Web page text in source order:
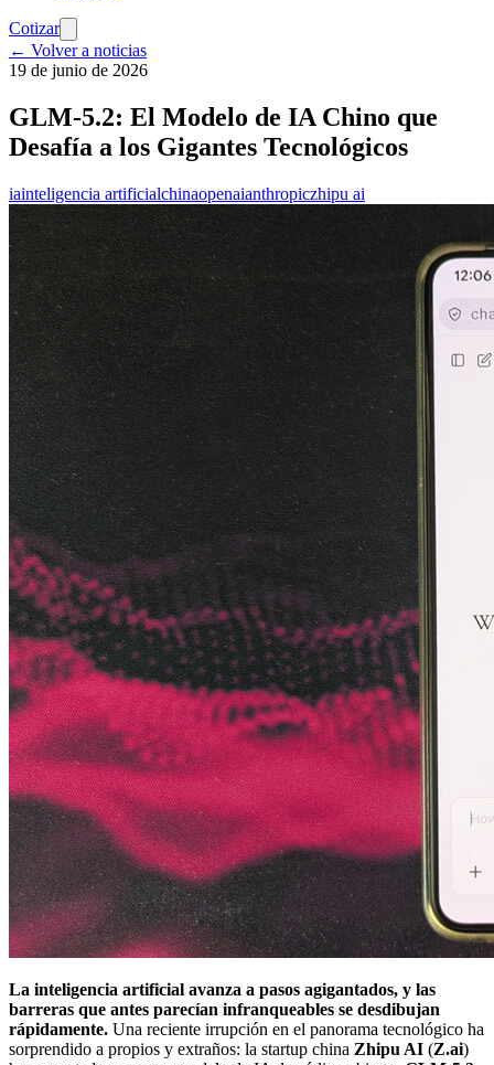
Cotizar
← Volver a noticias
19 de junio de 2026
GLM-5.2: El Modelo de IA Chino que
Desafía a los Gigantes Tecnológicos
iainteligencia artificialchinaopenaianthropiczhipu ai
La inteligencia artificial avanza a pasos agigantados, y las
barreras que antes parecían infranqueables se desdibujan
rápidamente. Una reciente irrupción en el panorama tecnológico ha
sorprendido a propios y extraños: la startup china Zhipu AI (Z.ai)